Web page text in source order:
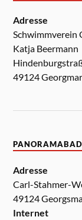
Adresse
Schwimmverein
Katja Beermann
49124
PANORAMABAD
Adresse
Carl-Stahmer-
49124
Internet